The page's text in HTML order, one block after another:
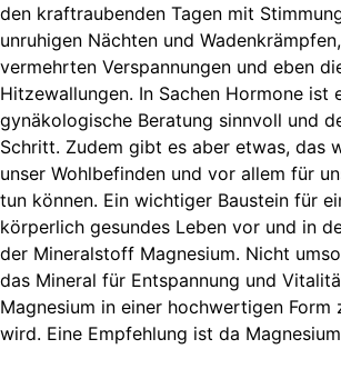
den kraftraubenden Tagen mit
unruhigen Nächten und
vermehrten Verspannungen und eben
Hitzewallungen. In Sachen Hormone ist
gynäkologische Beratung sinnvoll und
Schritt. Zudem gibt es aber etwas, das
unser Wohlbefinden und vor allem für
tun können. Ein wichtiger Baustein für
körperlich gesundes Leben vor und in
der Mineralstoff Magnesium. Nicht
das Mineral für Entspannung und
Magnesium in einer hochwertigen Form
wird. Eine Empfehlung ist da